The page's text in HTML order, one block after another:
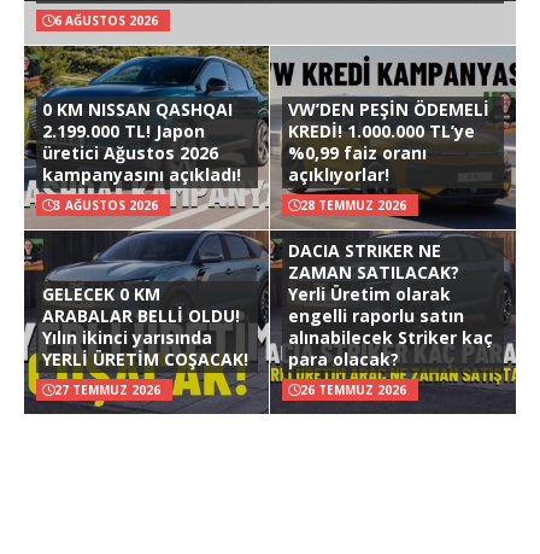
6 AĞUSTOS 2026
0 KM NISSAN QASHQAI
2.199.000 TL! Japon
üretici Ağustos 2026
kampanyasını açıkladı!
3 AĞUSTOS 2026
VW’DEN PEŞİN ÖDEMELİ
KREDİ! 1.000.000 TL’ye
%0,99 faiz oranı
açıklıyorlar!
28 TEMMUZ 2026
GELECEK 0 KM
ARABALAR BELLİ OLDU!
Yılın ikinci yarısında
YERLİ ÜRETİM COŞACAK!
27 TEMMUZ 2026
DACIA STRIKER NE
ZAMAN SATILACAK?
Yerli Üretim olarak
engelli raporlu satın
alınabilecek Striker kaç
para olacak?
26 TEMMUZ 2026